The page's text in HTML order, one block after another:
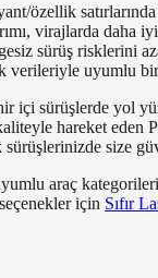
özellik
virajlarda daha
sürüş risklerini
uyumlu
içi sürüşlerde yol
hareket
sürüşlerinizde size
araç kategorileri
için Sıfır